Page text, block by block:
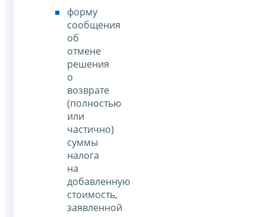
форму
сообщения
об
отмене
решения
о
возврате
(полностью
или
частично)
суммы
налога
на
добавленную
стоимость,
заявленной